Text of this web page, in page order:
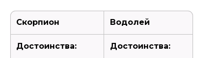
Скорпион Водолей
Достоинства: Достоинства: